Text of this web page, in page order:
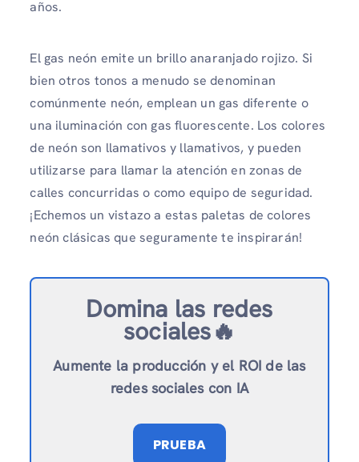
años.
El gas neón emite un brillo anaranjado rojizo. Si
bien otros tonos a menudo se denominan
comúnmente neón, emplean un gas diferente o
una iluminación con gas fluorescente. Los colores
de neón son llamativos y llamativos, y pueden
utilizarse para llamar la atención en zonas de
calles concurridas o como equipo de seguridad.
¡Echemos un vistazo a estas paletas de colores
neón clásicas que seguramente te inspirarán!
Domina las redes
sociales🔥
Aumente la producción y el ROI de las
redes sociales con IA
PRUEBA